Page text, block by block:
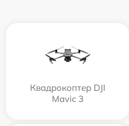
Квадрокоптер DJI
Mavic 3